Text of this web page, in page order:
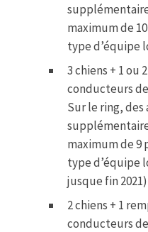
maximum de
type d’équipe
3 chiens + 1 ou
conducteurs
Sur le ring,
maximum de 9
type d’équipe
jusque fin 2021)
2 chiens + 1
conducteurs